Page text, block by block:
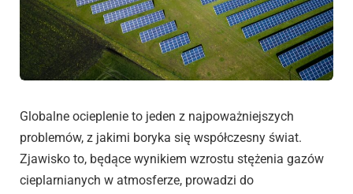
Globalne ocieplenie to jeden z najpoważniejszych
problemów, z jakimi boryka się współczesny świat.
Zjawisko to, będące wynikiem wzrostu stężenia gazów
cieplarnianych w atmosferze, prowadzi do